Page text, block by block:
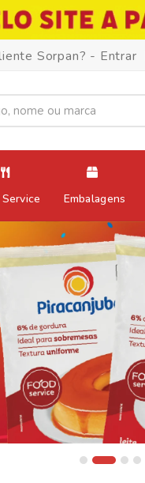
Sorpan? - Entrar
Embalagens